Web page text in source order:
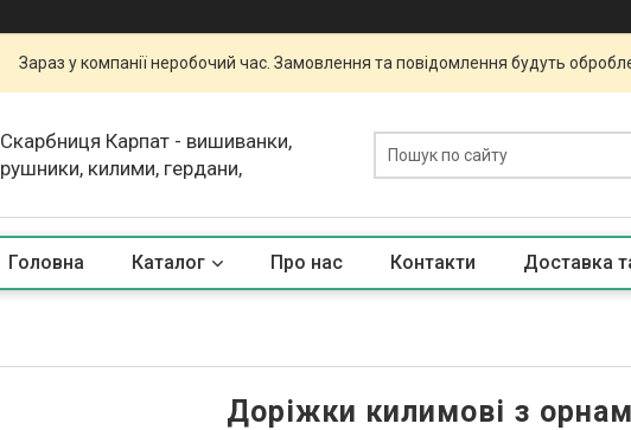
Зараз у компанії неробочий час. Замовлення та повідомлення будуть
Скарбниця Карпат - вишиванки,
рушники, килими, гердани,
Головна Каталог Про нас Контакти Доставка
Доріжки килимові з